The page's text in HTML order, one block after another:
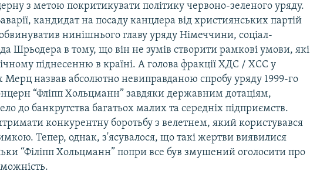
з метою покритикувати політику червоно-зеленого уряду.
кандидат на посаду канцлера від християнських партій
нинішнього главу уряду Німеччини, соціал-
Шрьодера в тому, що він не зумів створити рамкові умови, які
піднесенню в країні. А голова фракції ХДС / ХСС у
Мерц назвав абсолютно невиправданою спробу уряду 1999-го
“Фліпп Хольцманн” завдяки державним дотаціям,
до банкрутства багатьох малих та середніх підприємств.
конкурентну боротьбу з велетнем, який користувався
Тепер, однак, з'ясувалося, що такі жертви виявилися
“Філіпп Хольцманн” попри все був змушений оголосити про